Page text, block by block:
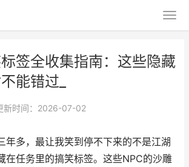
签全收集指南：这些隐藏
能错过_
新时间：2026-07-02
年多，最让我笑到停不下来的不是江湖
在任务里的搞笑标签。这些NPC的沙雕